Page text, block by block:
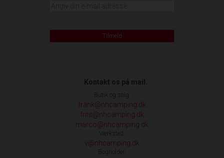
Tilmeld
Kontakt os på mail.
Butik og salg:
frank@nhcamping.dk
frits@nhcamping.dk
marco@nhcamping.dk
Værksted:
v@nhcamping.dk
Bogholder: